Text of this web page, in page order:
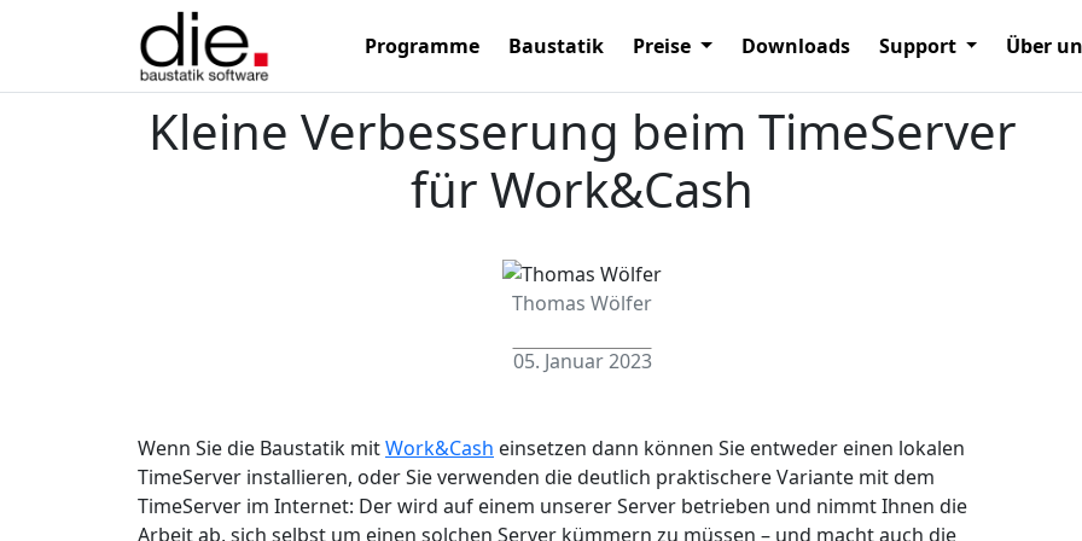
Programme Baustatik Preise Downloads Support Über
Kleine Verbesserung beim TimeServer
für Work&Cash
Thomas Wölfer
05. Januar 2023
Wenn Sie die Baustatik mitWork&Cash einsetzen dann können Sie entweder einen lokalen
TimeServer installieren, oder Sie verwenden die deutlich praktischere Variante mit dem
TimeServer im Internet: Der wird auf einem unserer Server betrieben und nimmt Ihnen die
Arbeit ab, sich selbst um einen solchen Server kümmern zu müssen – und macht auch die